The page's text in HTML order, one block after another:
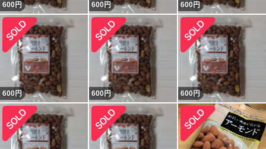
600円 600円 600円
600円 600円 600円